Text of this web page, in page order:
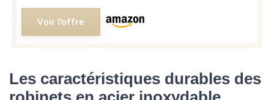
Voir l'offre
Les caractéristiques durables des